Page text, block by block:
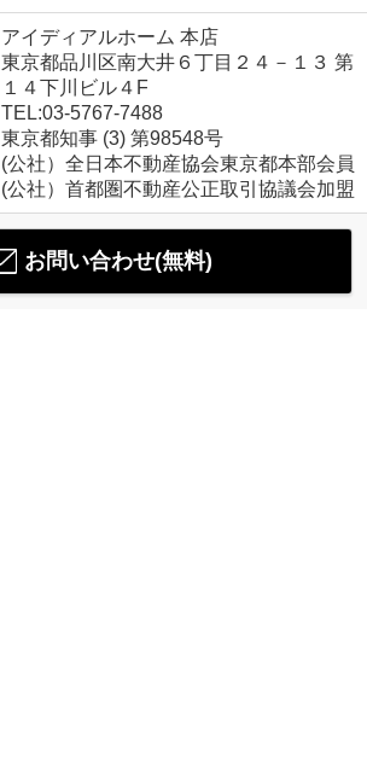
アイディアルホーム 本店
東京都品川区南大井６丁目２４－１３ 第
１４下川ビル４F
TEL:03-5767-7488
東京都知事 (3) 第98548号
(公社）全日本不動産協会東京都本部会員
(公社）首都圏不動産公正取引協議会加盟
お問い合わせ(無料)